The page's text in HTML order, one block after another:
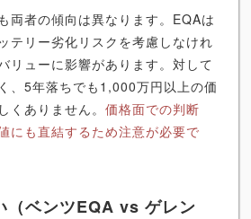
両者の傾向は異なります。EQAは
テリー劣化リスクを考慮しなけれ
リューに影響があります。対して
、5年落ちでも1,000万円以上の価
くありません。 価格面での判断
にも直結するため注意が必要で
（ベンツEQA vs ゲレン